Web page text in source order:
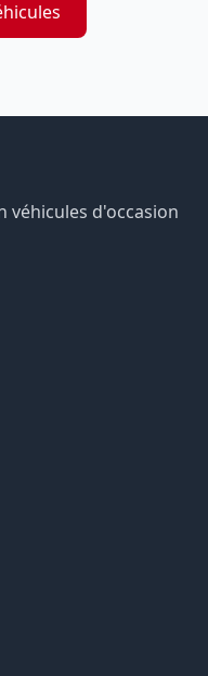
véhicules d'occasion